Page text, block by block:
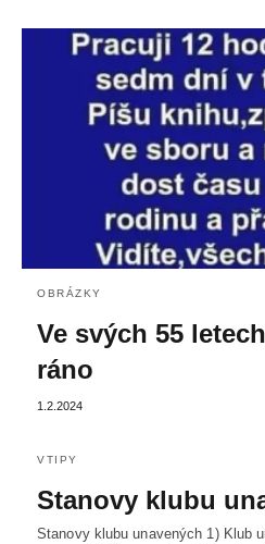
OBRÁZKY
Ve svých 55
ráno
1.2.2024
VTIPY
Stanovy klubu
Stanovy klubu unavených 1) Klub